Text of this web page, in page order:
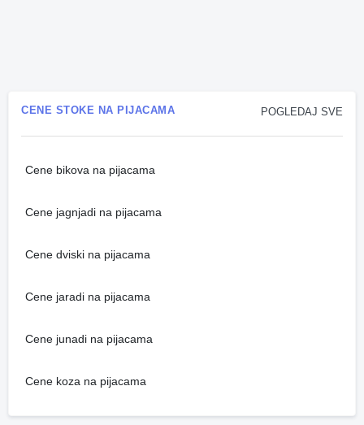
POGLEDAJ SVE
CENE STOKE NA PIJACAMA
Cene bikova na pijacama
Cene jagnjadi na pijacama
Cene dviski na pijacama
Cene jaradi na pijacama
Cene junadi na pijacama
Cene koza na pijacama